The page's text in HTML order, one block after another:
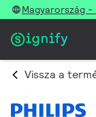
Magyarország -
Vissza a